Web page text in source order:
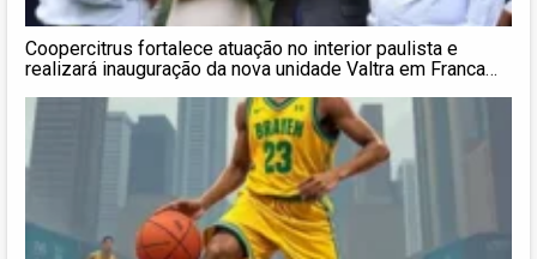
Coopercitrus fortalece atuação no interior paulista e
realizará inauguração da nova unidade Valtra em Franca